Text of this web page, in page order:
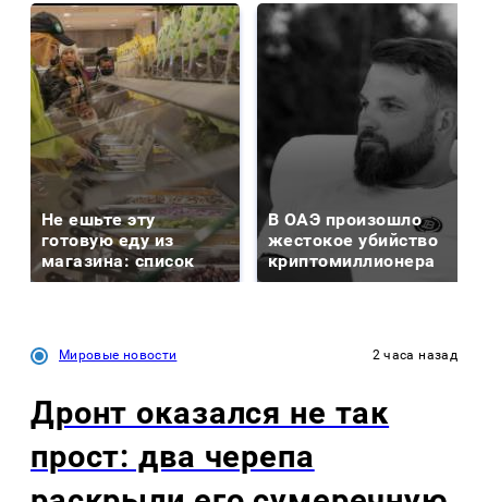
Не ешьте эту
готовую еду из
магазина: список
В ОАЭ произошло
жестокое убийство
криптомиллионера
Мировые новости 2 часа назад
Дронт оказался не так
прост: два черепа